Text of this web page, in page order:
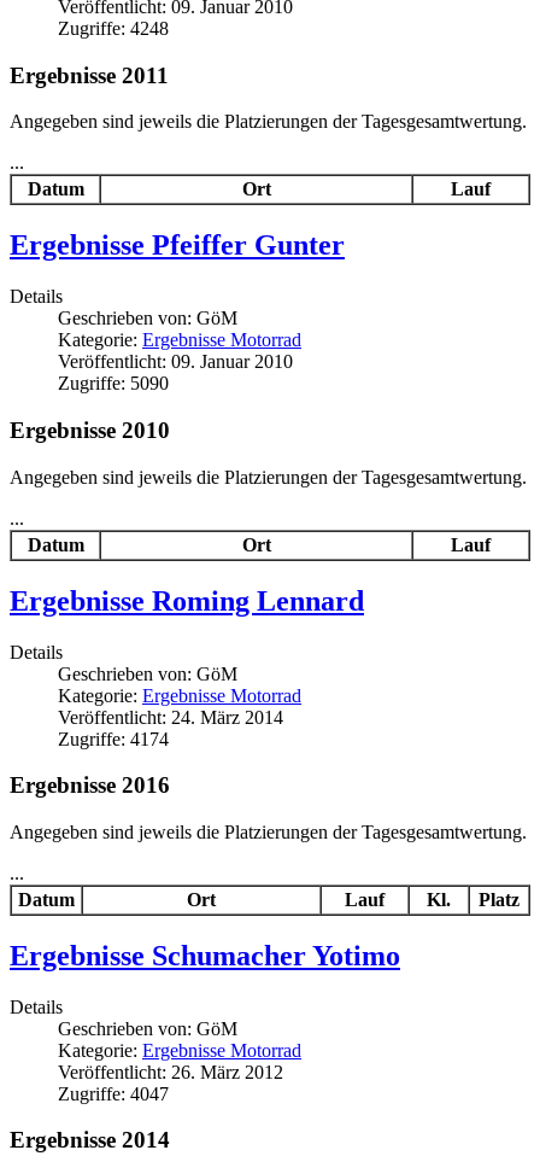
Veröffentlicht: 09. Januar 2010
Zugriffe: 4248
Ergebnisse 2011
Angegeben sind jeweils die Platzierungen der Tagesgesamtwertung.
...
Datum
Ort Lauf
Ergebnisse Pfeiffer Gunter
Details
Geschrieben von: GöM
Kategorie: Ergebnisse Motorrad
Veröffentlicht: 09. Januar 2010
Zugriffe: 5090
Ergebnisse 2010
Angegeben sind jeweils die Platzierungen der Tagesgesamtwertung.
...
Datum
Ort Lauf
Ergebnisse Roming Lennard
Details
Geschrieben von: GöM
Kategorie: Ergebnisse Motorrad
Veröffentlicht: 24. März 2014
Zugriffe: 4174
Ergebnisse 2016
Angegeben sind jeweils die Platzierungen der Tagesgesamtwertung.
...
Datum
Ort Lauf Kl. Platz
Ergebnisse Schumacher Yotimo
Details
Geschrieben von: GöM
Kategorie: Ergebnisse Motorrad
Veröffentlicht: 26. März 2012
Zugriffe: 4047
Ergebnisse 2014